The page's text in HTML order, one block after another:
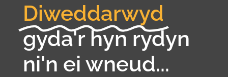
Diweddarwyd
gyda'r hyn rydyn
ni'n ei wneud...